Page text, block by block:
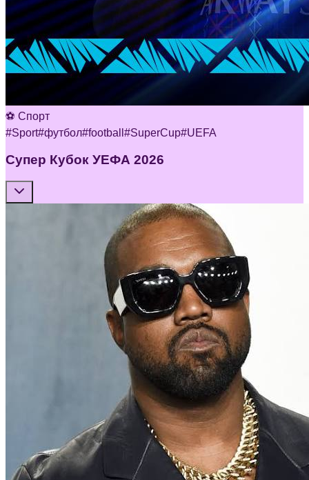
⚽ Спорт
#Sport#футбол#football #SuperCup#UEFA
Супер Кубок УЕФА 2026